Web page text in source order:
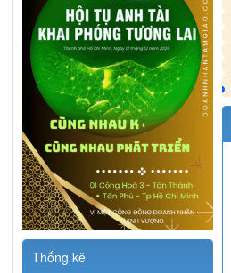
Thống kê